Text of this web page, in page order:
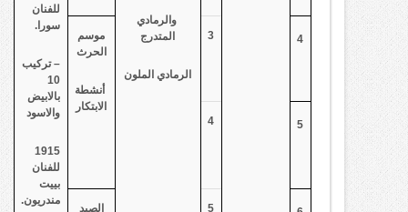
والرمادي
المتدرج
الرمادي الملون
للفنان
سورا.
– تركيب
10
بالابيض
والاسود
1915
للفنان
بييت
مندريون.
4
3
موسم
الحرث
أنشطة
الابتكار
5
4
5
الصيد